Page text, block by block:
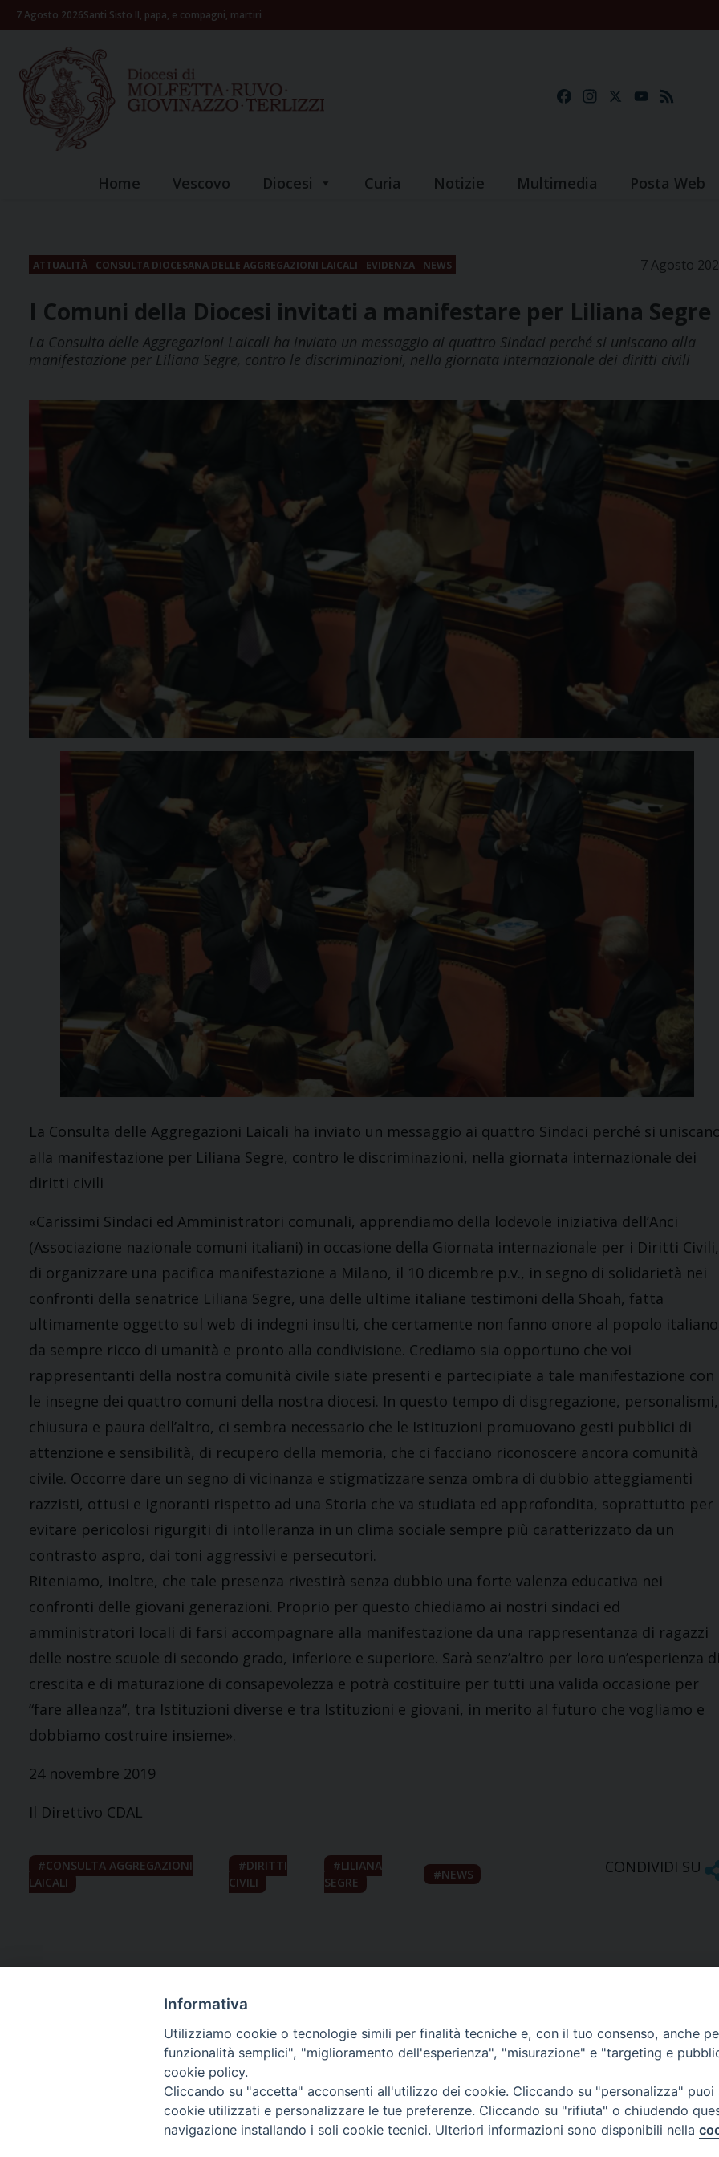
Skip7 Agosto 2026Santi Sisto II, papa, e compagni, martiri
FacebookInstagramYouTube
Home Vescovo Diocesi Curia Notizie Multimedia Posta Web
ATTUALITÀ CONSULTA DIOCESANA DELLE AGGREGAZIONI LAICALI EVIDENZA NEWS 7 Agosto
I Comuni della Diocesi invitati a manifestare per Liliana Segre
La Consulta delle Aggregazioni Laicali ha inviato un messaggio ai quattro Sindaci perché si uniscano alla
manifestazione per Liliana Segre, contro le discriminazioni, nella giornata internazionale dei diritti civili
La Consulta delle Aggregazioni Laicali ha inviato un messaggio ai quattro Sindaci perché si
alla manifestazione per Liliana Segre, contro le discriminazioni, nella giornata internazionale dei
diritti civili
«Carissimi Sindaci ed Amministratori comunali, apprendiamo della lodevole iniziativa dell’Anci
(Associazione nazionale comuni italiani) in occasione della Giornata internazionale per i Diritti Civili,
di organizzare una pacifica manifestazione a Milano, il 10 dicembre p.v., in segno di solidarietà nei
confronti della senatrice Liliana Segre, una delle ultime italiane testimoni della Shoah, fatta
ultimamente oggetto sul web di indegni insulti, che certamente non fanno onore al popolo
da sempre ricco di umanità e pronto alla condivisione. Crediamo sia opportuno che voi
rappresentanti della nostra comunità civile siate presenti e partecipiate a tale manifestazione con
le insegne dei quattro comuni della nostra diocesi. In questo tempo di disgregazione, personalismi,
chiusura e paura dell’altro, ci sembra necessario che le Istituzioni promuovano gesti pubblici di
attenzione e sensibilità, di recupero della memoria, che ci facciano riconoscere ancora comunità
civile. Occorre dare un segno di vicinanza e stigmatizzare senza ombra di dubbio atteggiamenti
razzisti, ottusi e ignoranti rispetto ad una Storia che va studiata ed approfondita, soprattutto per
evitare pericolosi rigurgiti di intolleranza in un clima sociale sempre più caratterizzato da un
contrasto aspro, dai toni aggressivi e persecutori.
Riteniamo, inoltre, che tale presenza rivestirà senza dubbio una forte valenza educativa nei
confronti delle giovani generazioni. Proprio per questo chiediamo ai nostri sindaci ed
amministratori locali di farsi accompagnare alla manifestazione da una rappresentanza di ragazzi
delle nostre scuole di secondo grado, inferiore e superiore. Sarà senz’altro per loro un’esperienza
crescita e di maturazione di consapevolezza e potrà costituire per tutti una valida occasione per
“fare alleanza”, tra Istituzioni diverse e tra Istituzioni e giovani, in merito al futuro che vogliamo e
dobbiamo costruire insieme».
24 novembre 2019
Il Direttivo CDAL
CONSULTA AGGREGAZIONI
LAICALI
DIRITTI
CIVILI
LILIANA
SEGRE
NEWS CONDIVIDI SU
Piazza Giovene 4 – 70056 Molfetta (BA)
Ufficio Comunicazioni sociali
Piazza Giovene 4 – 70056 Molfetta (BA)
comunicazionisociali@diocesimolfetta.it
Informativa
Utilizziamo cookie o tecnologie simili per finalità tecniche e, con il tuo consenso, anche
funzionalità semplici", "miglioramento dell'esperienza", "misurazione" e "targeting e
cookie policy.
Cliccando su "accetta" acconsenti all'utilizzo dei cookie. Cliccando su "personalizza"
cookie utilizzati e personalizzare le tue preferenze. Cliccando su "rifiuta" o chiudendo
navigazione installando i soli cookie tecnici. Ulteriori informazioni sono disponibili nella